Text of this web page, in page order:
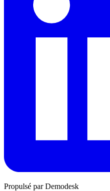
Propulsé par Demodesk